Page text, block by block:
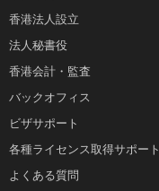
香港法人設立
法人秘書役
香港会計・監査
バックオフィス
ビザサポート
各種ライセンス取得サポート
よくある質問